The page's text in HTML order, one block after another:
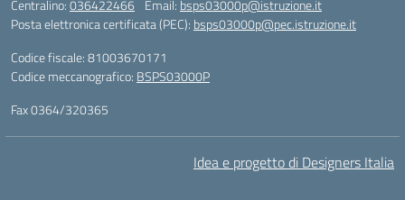
Centralino:036422466 Email: bsps03000p@istruzione.it
Posta elettronica certificata (PEC): bsps03000p@pec.istruzione.it
Codice fiscale: 81003670171
Codice meccanografico: BSPS03000P
Fax 0364/320365
Idea e progetto di Designers Italia